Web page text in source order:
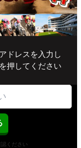
ドレスを入力し
押してください
ください